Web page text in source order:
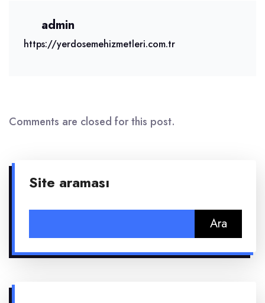
admin
https://yerdosemehizmetleri.com.tr
Comments are closed for this post.
Site araması